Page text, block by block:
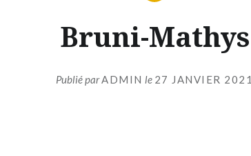
Bruni-Mathys
Publié parADMIN le 27 JANVIER 2021